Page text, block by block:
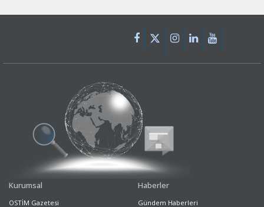
Kurumsal
OSTİM Gazetesi
Haberler
Gündem Haberleri